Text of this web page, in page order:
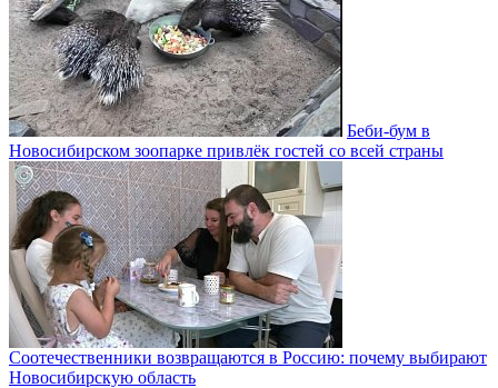
Беби-бум в
Новосибирском зоопарке привлёк гостей со всей страны
Соотечественники возвращаются в Россию: почему выбирают
Новосибирскую область